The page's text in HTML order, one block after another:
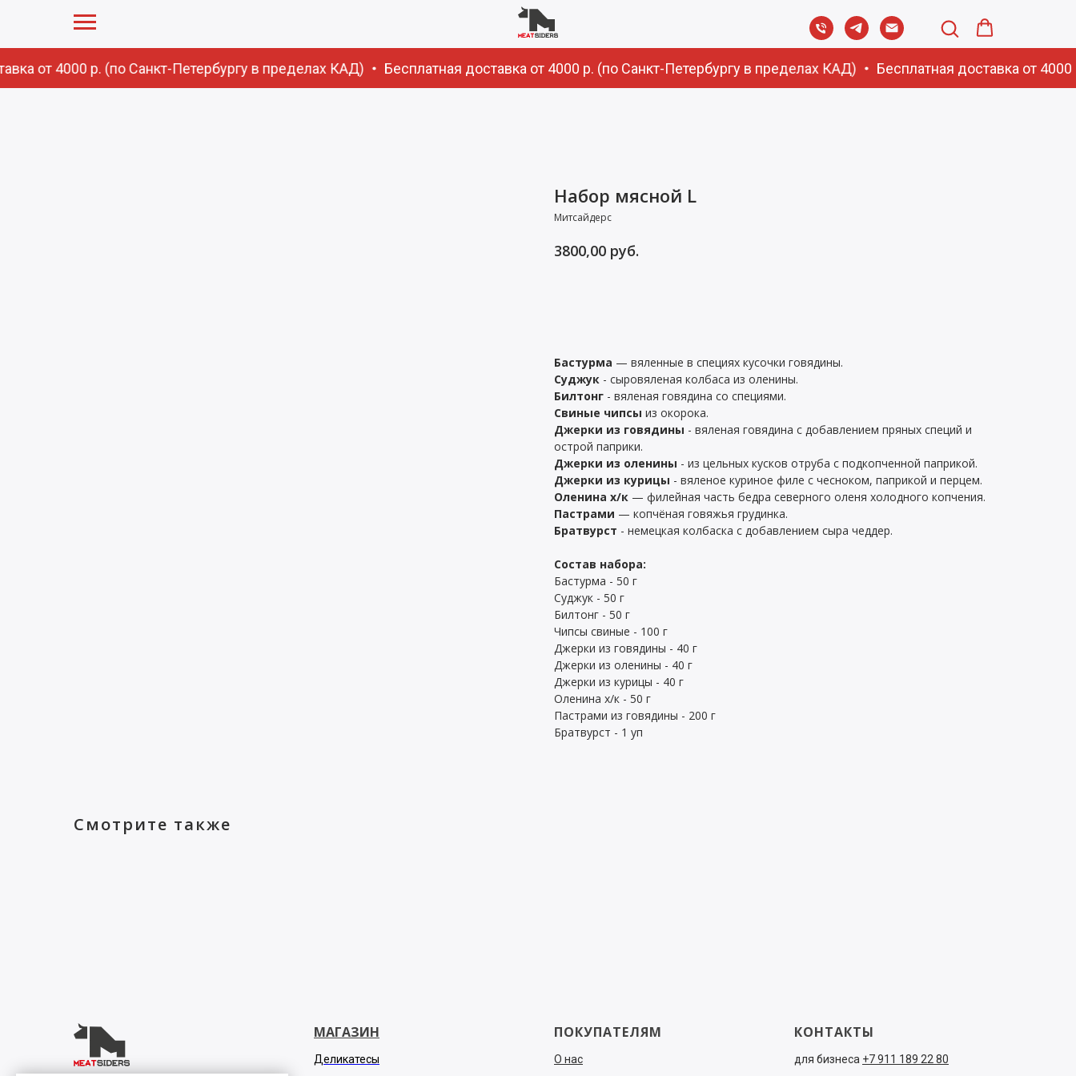
от 4000 р. (по Санкт-Петербургу в пределах КАД) Бесплатная доставка от 4000 р. (по Санкт-Петербургу в пределах КАД) Бесплатная доставка от 4000
Набор мясной L
Митсайдерс
3800,00 руб.
Бастурма — вяленные в специях кусочки говядины.
Суджук - сыровяленая колбаса из оленины.
Билтонг - вяленая говядина со специями.
Свиные чипсы из окорока.
Джерки из говядины - вяленая говядина с добавлением пряных специй и
острой паприки.
Джерки из оленины - из цельных кусков отруба с подкопченной паприкой.
Джерки из курицы - вяленое куриное филе с чесноком, паприкой и перцем.
Оленина х/к — филейная часть бедра северного оленя холодного копчения.
Пастрами — копчёная говяжья грудинка.
Братвурст - немецкая колбаска с добавлением сыра чеддер.
Состав набора:
Бастурма - 50 г
Суджук - 50 г
Билтонг - 50 г
Чипсы свиные - 100 г
Джерки из говядины - 40 г
Джерки из оленины - 40 г
Джерки из курицы - 40 г
Оленина х/к - 50 г
Пастрами из говядины - 200 г
Братвурст - 1 уп
Смотрите также
МАГАЗИН
Деликатесы
ПОКУПАТЕЛЯМ
О нас
КОНТАКТЫ
для бизнеса +7 911 189 22 80